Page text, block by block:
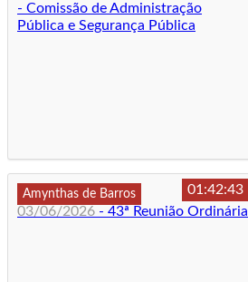
- Comissão de Administração
Pública e Segurança Pública
Amynthas de Barros
01:42:43
03/06/2026 - 43ª Reunião Ordinária